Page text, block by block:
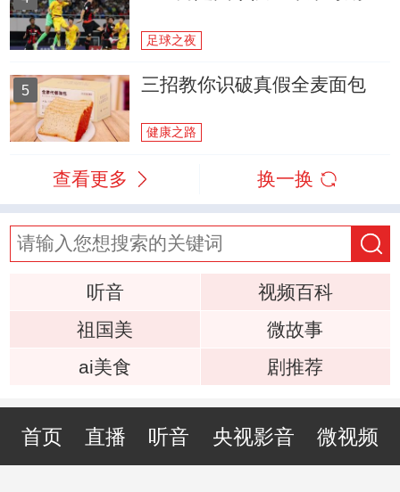
足球之夜
5 三招教你识破真假全麦面包
健康之路
查看更多 换一换
听音
视频百科
祖国美
微故事
ai美食
剧推荐
首页 直播 听音 央视影音 微视频